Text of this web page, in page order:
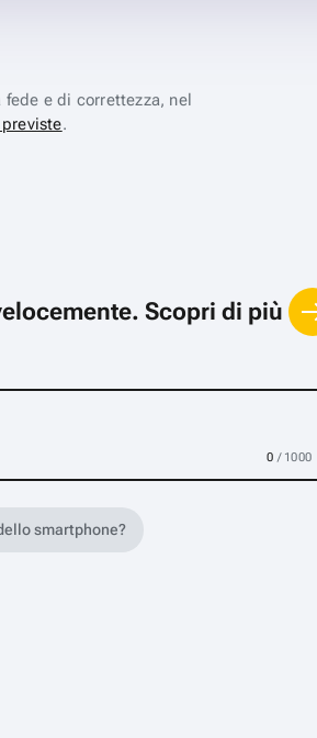
fede e di correttezza, nel
.
Scopri di più
0 / 1000
smartphone?